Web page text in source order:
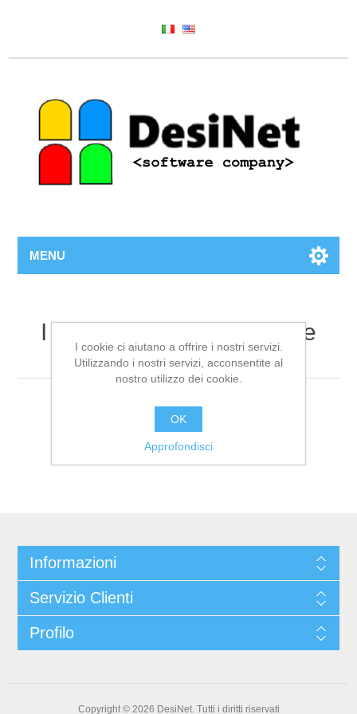
MENU
I post taggati con "sample
tag"
Informazioni
Servizio Clienti
Profilo
Copyright © 2026 DesiNet. Tutti i diritti riservati
I cookie ci aiutano a offrire i nostri servizi.
Utilizzando i nostri servizi, acconsentite al
nostro utilizzo dei cookie.
OK
Approfondisci